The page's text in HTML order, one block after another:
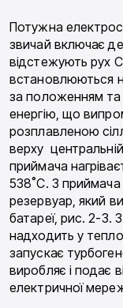
Потужна
звичай включає
відстежують рух
встановлюються
за положенням та
енергію, що
розплавленою
верху
приймача
538˚C. З
резервуар, який
батареї, рис. 2-3.
надходить у
запускає
виробляє і подає
електричної